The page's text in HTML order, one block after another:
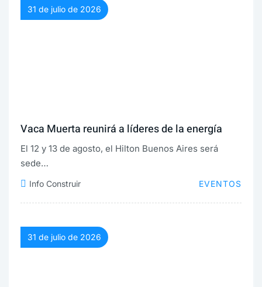
31 de julio de 2026
Vaca Muerta reunirá a líderes de la energía
El 12 y 13 de agosto, el Hilton Buenos Aires será
sede…
Info Construir EVENTOS
31 de julio de 2026